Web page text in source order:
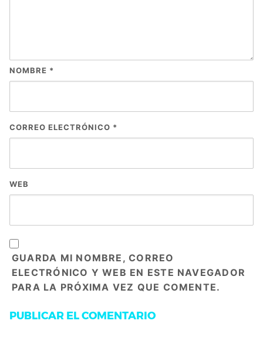
NOMBRE *
CORREO ELECTRÓNICO *
WEB
GUARDA MI NOMBRE, CORREO
ELECTRÓNICO Y WEB EN ESTE NAVEGADOR
PARA LA PRÓXIMA VEZ QUE COMENTE.